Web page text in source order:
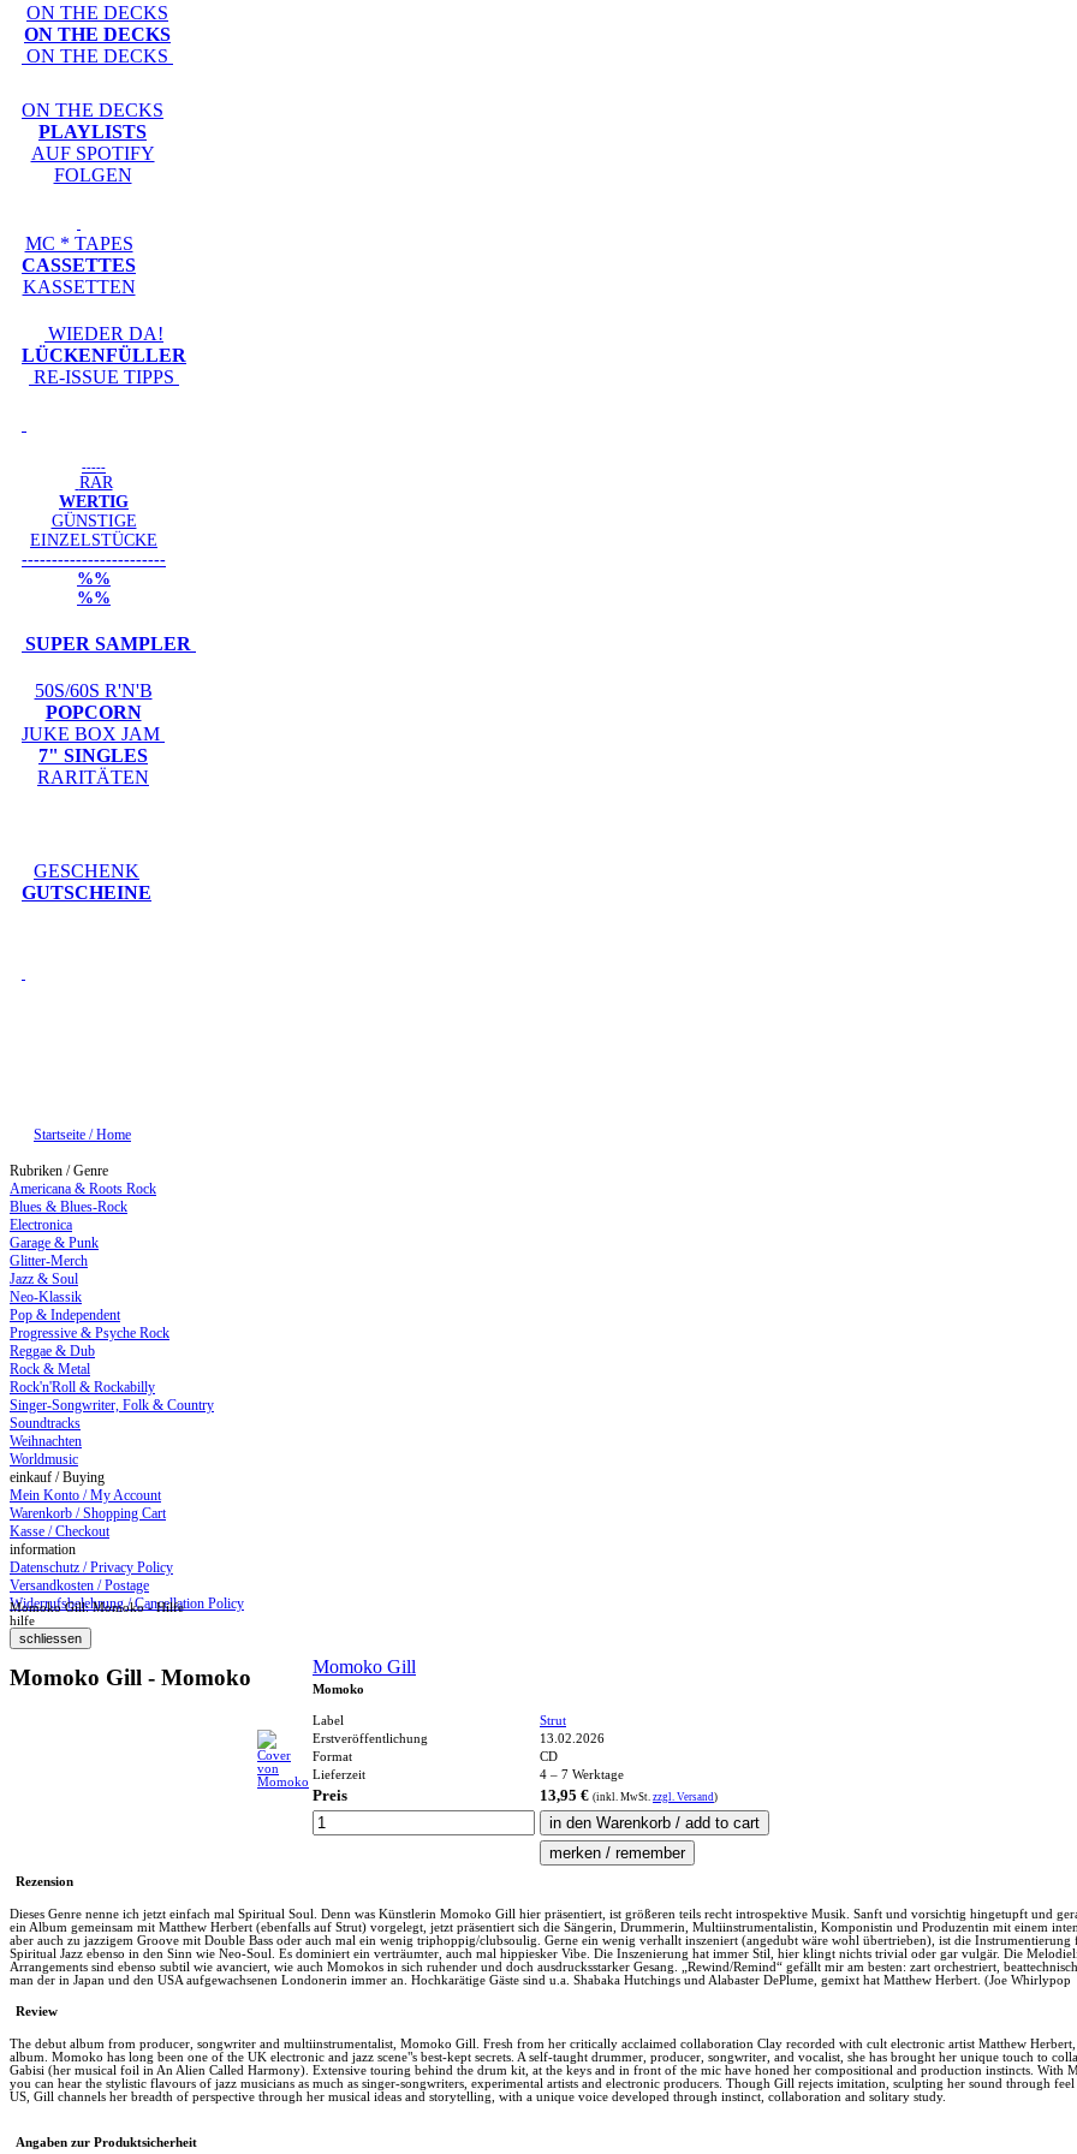
ON THE DECKS
ON THE DECKS
ON THE DECKS
ON THE DECKS
PLAYLISTS
AUF SPOTIFY
FOLGEN
MC * TAPES
CASSETTES
KASSETTEN
WIEDER DA!
LÜCKENFÜLLER
RE-ISSUE TIPPS
-----
RAR
WERTIG
GÜNSTIGE
EINZELSTÜCKE
------------------------
%%
%%
SUPER SAMPLER
50S/60S R'N'B
POPCORN
JUKE BOX JAM
7" SINGLES
RARITÄTEN
GESCHENK
GUTSCHEINE
Startseite / Home
Rubriken / Genre
Americana & Roots Rock
Blues & Blues-Rock
Electronica
Garage & Punk
Glitter-Merch
Jazz & Soul
Neo-Klassik
Pop & Independent
Progressive & Psyche Rock
Reggae & Dub
Rock & Metal
Rock'n'Roll & Rockabilly
Singer-Songwriter, Folk & Country
Soundtracks
Weihnachten
Worldmusic
einkauf / Buying
Mein Konto / My Account
Warenkorb / Shopping Cart
Kasse / Checkout
information
Datenschutz / Privacy Policy
Versandkosten / Postage
Widerrufsbelehrung / Cancellation Policy
Momoko Gill: Momoko - Hilfe
hilfe
Momoko Gill - Momoko Momoko Gill
Momoko
Label
Strut
Erstveröffentlichung
13.02.2026
Format
CD
Lieferzeit
4 – 7 Werktage
Preis 13,95 € (inkl. MwSt. zzgl. Versand)
Rezension
Dieses Genre nenne ich jetzt einfach mal Spiritual Soul. Denn was Künstlerin Momoko Gill hier präsentiert, ist größeren teils recht introspektive Musik. Sanft und vorsichtig hingetupft und
ein Album gemeinsam mit Matthew Herbert (ebenfalls auf Strut) vorgelegt, jetzt präsentiert sich die Sängerin, Drummerin, Multiinstrumentalistin, Komponistin und Produzentin mit einem
aber auch zu jazzigem Groove mit Double Bass oder auch mal ein wenig triphoppig/clubsoulig. Gerne ein wenig verhallt inszeniert (angedubt wäre wohl übertrieben), ist die
Spiritual Jazz ebenso in den Sinn wie Neo-Soul. Es dominiert ein verträumter, auch mal hippiesker Vibe. Die Inszenierung hat immer Stil, hier klingt nichts trivial oder gar vulgär. Die
Arrangements sind ebenso subtil wie avanciert, wie auch Momokos in sich ruhender und doch ausdrucksstarker Gesang. „Rewind/Remind“ gefällt mir am besten: zart orchestriert,
man der in Japan und den USA aufgewachsenen Londonerin immer an. Hochkarätige Gäste sind u.a. Shabaka Hutchings und Alabaster DePlume, gemixt hat Matthew Herbert. (Joe Whirlypop
Review
The debut album from producer, songwriter and multiinstrumentalist, Momoko Gill. Fresh from her critically acclaimed collaboration Clay recorded with cult electronic artist Matthew
album. Momoko has long been one of the UK electronic and jazz scene"s best-kept secrets. A self-taught drummer, producer, songwriter, and vocalist, she has brought her unique touch to
Gabisi (her musical foil in An Alien Called Harmony). Extensive touring behind the drum kit, at the keys and in front of the mic have honed her compositional and production instincts.
you can hear the stylistic flavours of jazz musicians as much as singer-songwriters, experimental artists and electronic producers. Though Gill rejects imitation, sculpting her sound through
US, Gill channels her breadth of perspective through her musical ideas and storytelling, with a unique voice developed through instinct, collaboration and solitary study.
Angaben zur Produktsicherheit